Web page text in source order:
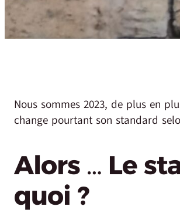
Nous sommes 2023, de plus en
change pourtant son standard
Alors … Le
quoi ?